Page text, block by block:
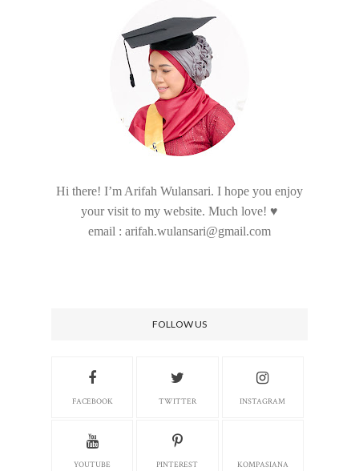
Hi there! I’m Arifah Wulansari. I hope you enjoy
your visit to my website. Much love! ♥
email : arifah.wulansari@gmail.com
FOLLOW US
FACEBOOK TWITTER INSTAGRAM
YOUTUBE PINTEREST KOMPASIANA